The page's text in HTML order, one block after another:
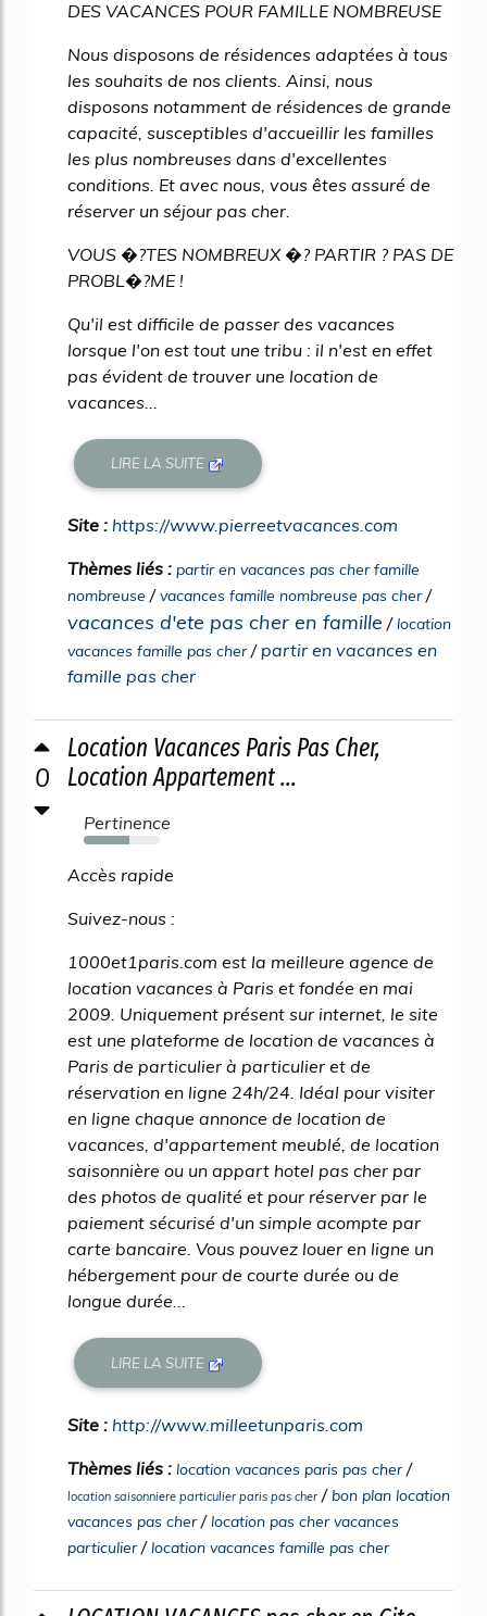
DES VACANCES POUR FAMILLE NOMBREUSE
Nous disposons de résidences adaptées à tous
les souhaits de nos clients. Ainsi, nous
disposons notamment de résidences de grande
capacité, susceptibles d'accueillir les familles
les plus nombreuses dans d'excellentes
conditions. Et avec nous, vous êtes assuré de
réserver un séjour pas cher.
VOUS �?TES NOMBREUX �? PARTIR ? PAS DE
PROBL�?ME !
Qu'il est difficile de passer des vacances
lorsque l'on est tout une tribu : il n'est en effet
pas évident de trouver une location de
vacances...
LIRE LA SUITE
Site : https://www.pierreetvacances.com
Thèmes liés : partir en vacances pas cher famille
nombreuse /vacances famille nombreuse pas cher/
vacances d'ete pas cher en famille /location
vacances famille pas cher/ partir en vacances en
famille pas cher
0
Location Vacances Paris Pas Cher,
Location Appartement ...
Pertinence
60%
Accès rapide
Suivez-nous :
1000et1paris.com est la meilleure agence de
location vacances à Paris et fondée en mai
2009. Uniquement présent sur internet, le site
est une plateforme de location de vacances à
Paris de particulier à particulier et de
réservation en ligne 24h/24. Idéal pour visiter
en ligne chaque annonce de location de
vacances, d'appartement meublé, de location
saisonnière ou un appart hotel pas cher par
des photos de qualité et pour réserver par le
paiement sécurisé d'un simple acompte par
carte bancaire. Vous pouvez louer en ligne un
hébergement pour de courte durée ou de
longue durée...
LIRE LA SUITE
Site : http://www.milleetunparis.com
Thèmes liés : location vacances paris pas cher/
location saisonniere particulier paris pas cher /bon plan location
vacances pas cher/location pas cher vacances
particulier/location vacances famille pas cher